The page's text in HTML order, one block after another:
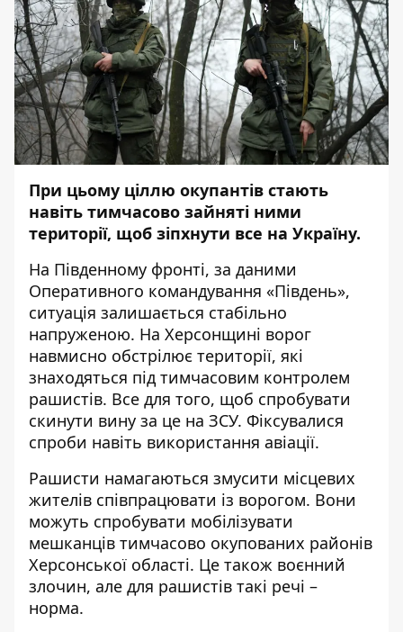
При цьому ціллю окупантів стають
навіть тимчасово зайняті ними
території, щоб зіпхнути все на Україну.
На Південному фронті, за даними
Оперативного командування «Південь»,
ситуація залишається стабільно
напруженою. На Херсонщині ворог
навмисно обстрілює території, які
знаходяться під тимчасовим контролем
рашистів. Все для того, щоб спробувати
скинути вину за це на ЗСУ. Фіксувалися
спроби навіть використання авіації.
Рашисти намагаються змусити місцевих
жителів співпрацювати із ворогом. Вони
можуть спробувати мобілізувати
мешканців тимчасово окупованих районів
Херсонської області. Це також воєнний
злочин, але для рашистів такі речі –
норма.